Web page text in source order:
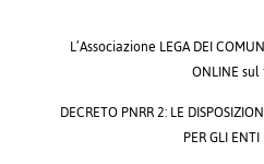
L’Associazione LEGA DEI
ONLINE
DECRETO PNRR 2: LE
PER GLI